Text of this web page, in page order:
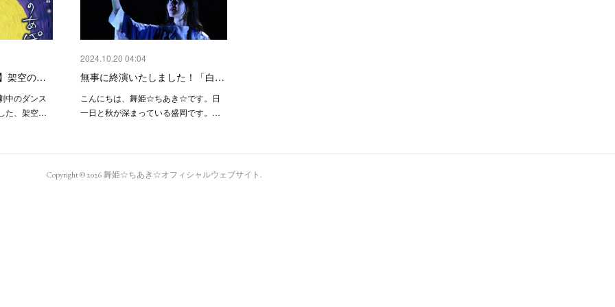
架空の…
中のダンス
た、架空…
2024.10.20 04:04
無事に終演いたしました！「白…
こんにちは、舞姫☆ちあき☆です。日
一日と秋が深まっている盛岡です。…
Copyright ©2026舞姫☆ちあき☆オフィシャルウェブサイト .